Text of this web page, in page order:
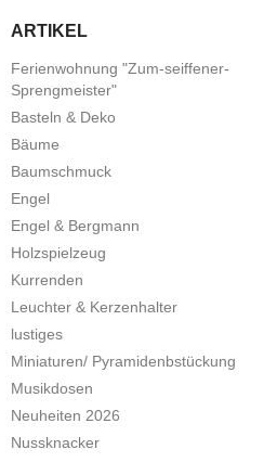
ARTIKEL
Ferienwohnung "Zum-seiffener-
Sprengmeister"
Basteln & Deko
Bäume
Baumschmuck
Engel
Engel & Bergmann
Holzspielzeug
Kurrenden
Leuchter & Kerzenhalter
lustiges
Miniaturen/ Pyramidenbstückung
Musikdosen
Neuheiten 2026
Nussknacker